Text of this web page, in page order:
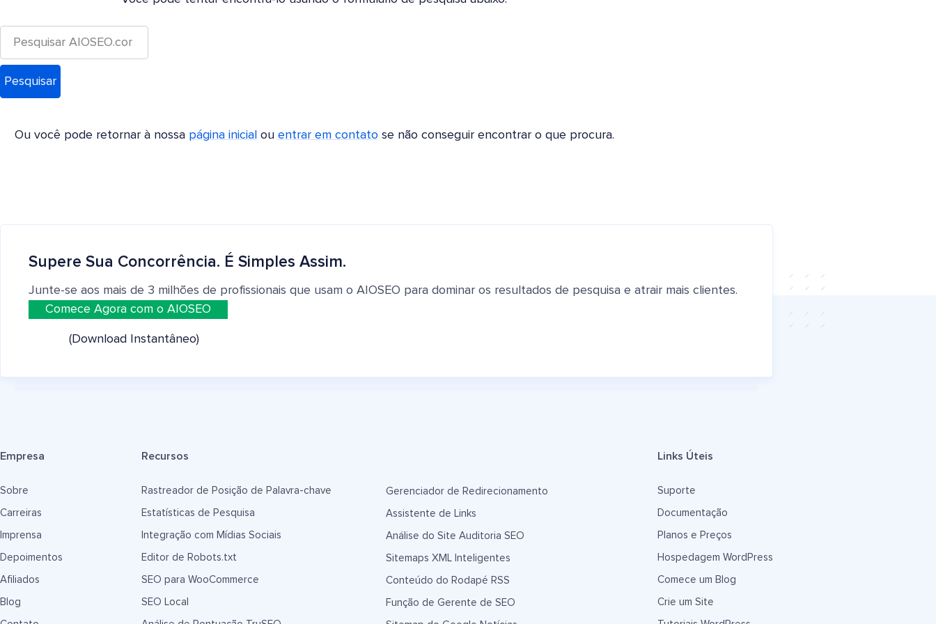
Ou você pode retornar à nossa página inicial ou entrar em contato se não conseguir encontrar o que procura.
Supere Sua Concorrência. É Simples Assim.
Junte-se aos mais de 3 milhões de profissionais que usam o AIOSEO para dominar os resultados de pesquisa e atrair mais clientes.
Comece Agora com o AIOSEO
(Download Instantâneo)
Empresa
Sobre
Carreiras
Imprensa
Depoimentos
Afiliados
Blog
Recursos
Rastreador de Posição de Palavra-chave
Estatísticas de Pesquisa
Integração com Mídias Sociais
Editor de Robots.txt
SEO para WooCommerce
SEO Local
Gerenciador de Redirecionamento
Assistente de Links
Análise do Site Auditoria SEO
Sitemaps XML Inteligentes
Conteúdo do Rodapé RSS
Função de Gerente de SEO
Links Úteis
Suporte
Documentação
Planos e Preços
Hospedagem WordPress
Comece um Blog
Crie um Site